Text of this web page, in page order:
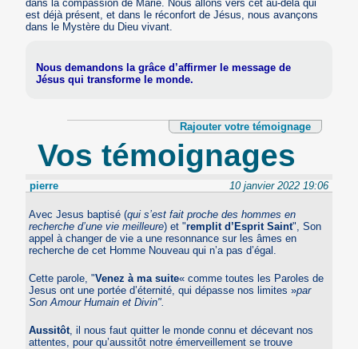
dans la compassion de Marie. Nous allons vers cet au-delà qui
est déjà présent, et dans le réconfort de Jésus, nous avançons
dans le Mystère du Dieu vivant.
Nous demandons la grâce d’affirmer le message de
Jésus qui transforme le monde.
Rajouter votre témoignage
Vos témoignages
pierre 10 janvier 2022 19:06
Avec Jesus baptisé (qui s’est fait proche des hommes en
recherche d’une vie meilleure) et "remplit d’Esprit Saint", Son
appel à changer de vie a une resonnance sur les âmes en
recherche de cet Homme Nouveau qui n’a pas d’égal.
Cette parole, "Venez à ma suite« comme toutes les Paroles de
Jesus ont une portée d’éternité, qui dépasse nos limites »par
Son Amour Humain et Divin".
Aussitôt , il nous faut quitter le monde connu et décevant nos
attentes, pour qu’aussitôt notre émerveillement se trouve